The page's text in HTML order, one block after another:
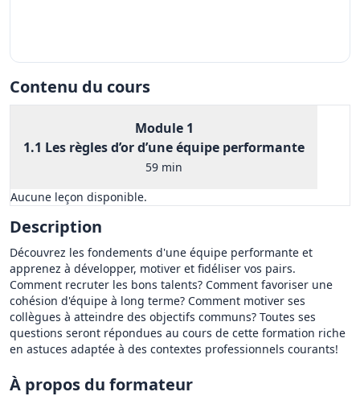
Contenu du cours
Module 1
1.1 Les règles d’or d’une équipe performante
59 min
Aucune leçon disponible.
Description
Découvrez les fondements d'une équipe performante et
apprenez à développer, motiver et fidéliser vos pairs.
Comment recruter les bons talents? Comment favoriser une
cohésion d'équipe à long terme? Comment motiver ses
collègues à atteindre des objectifs communs? Toutes ses
questions seront répondues au cours de cette formation riche
en astuces adaptée à des contextes professionnels courants!
À propos du formateur